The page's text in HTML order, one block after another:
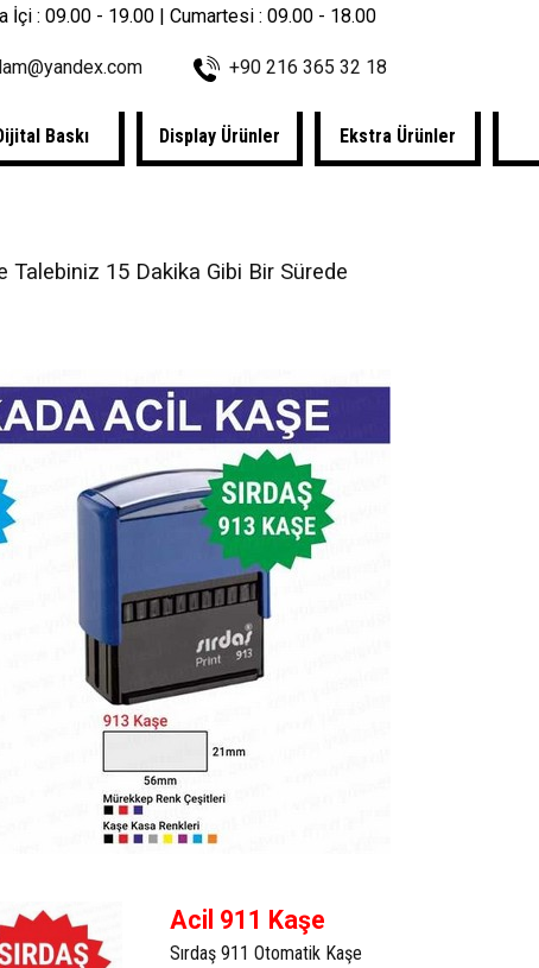
Baskı Display Ürünler Ekstra Ürünler
+90 216 365 32 18
İçi : 09.00 - 19.00 | Cumartesi : 09.00 - 18.00
15 Dakika Gibi Bir Sürede
Acil 911 Kaşe
Sırdaş 911 Otomatik Kaşe